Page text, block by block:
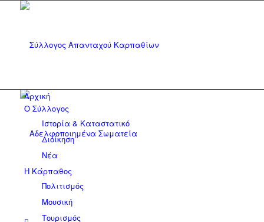
Αρχική
Ο Σύλλογος
Ιστορία & Καταστατικό
Διοίκηση
Νέα
Η Κάρπαθος
Πολιτισμός
Μουσική
Τουρισμός